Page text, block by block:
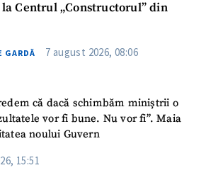
Centrul „Constructorul” din
GARDĂ 7 august 2026, 08:06
că dacă schimbăm miniștrii o
vor fi bune. Nu vor fi”. Maia
noului Guvern
15:51